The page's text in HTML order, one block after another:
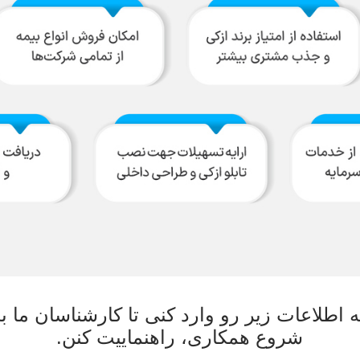
اطلاعات زیر رو وارد کنی تا کارشناسان ما
شروع همکاری، راهنماییت کنن.